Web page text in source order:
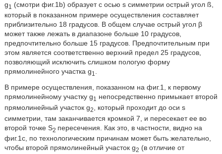
g1
(смотри фиг.1b) образует с осью s симметрии острый угол ß,
который в показанном примере осуществления составляет
приблизительно 18 градусов. В общем случае острый угол β
может также лежать в диапазоне больше 10 градусов,
предпочтительно больше 15 градусов. Предпочтительным при
этом является соответственно верхний предел 25 градусов,
позволяющий исключить слишком пологую форму
прямолинейного участка g1 .
В примере осуществления, показанном на фиг.1, к первому
прямолинейному участку g1
непосредственно примыкает второй
прямолинейный участок g2
, который проходит до оси s
симметрии, там заканчивается кромкой 7, и пересекает ее во
второй точке S2 пересечения. Как это, в частности, видно на
фиг.1c, по технологическим причинам может быть желательно,
чтобы второй прямолинейный участок g2 (в отличие от